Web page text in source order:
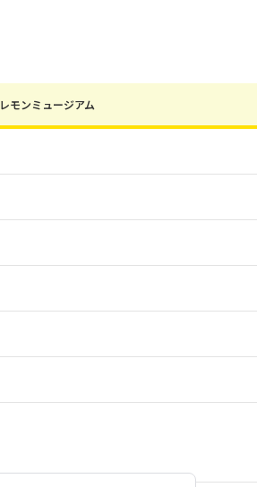
レモンミュージアム